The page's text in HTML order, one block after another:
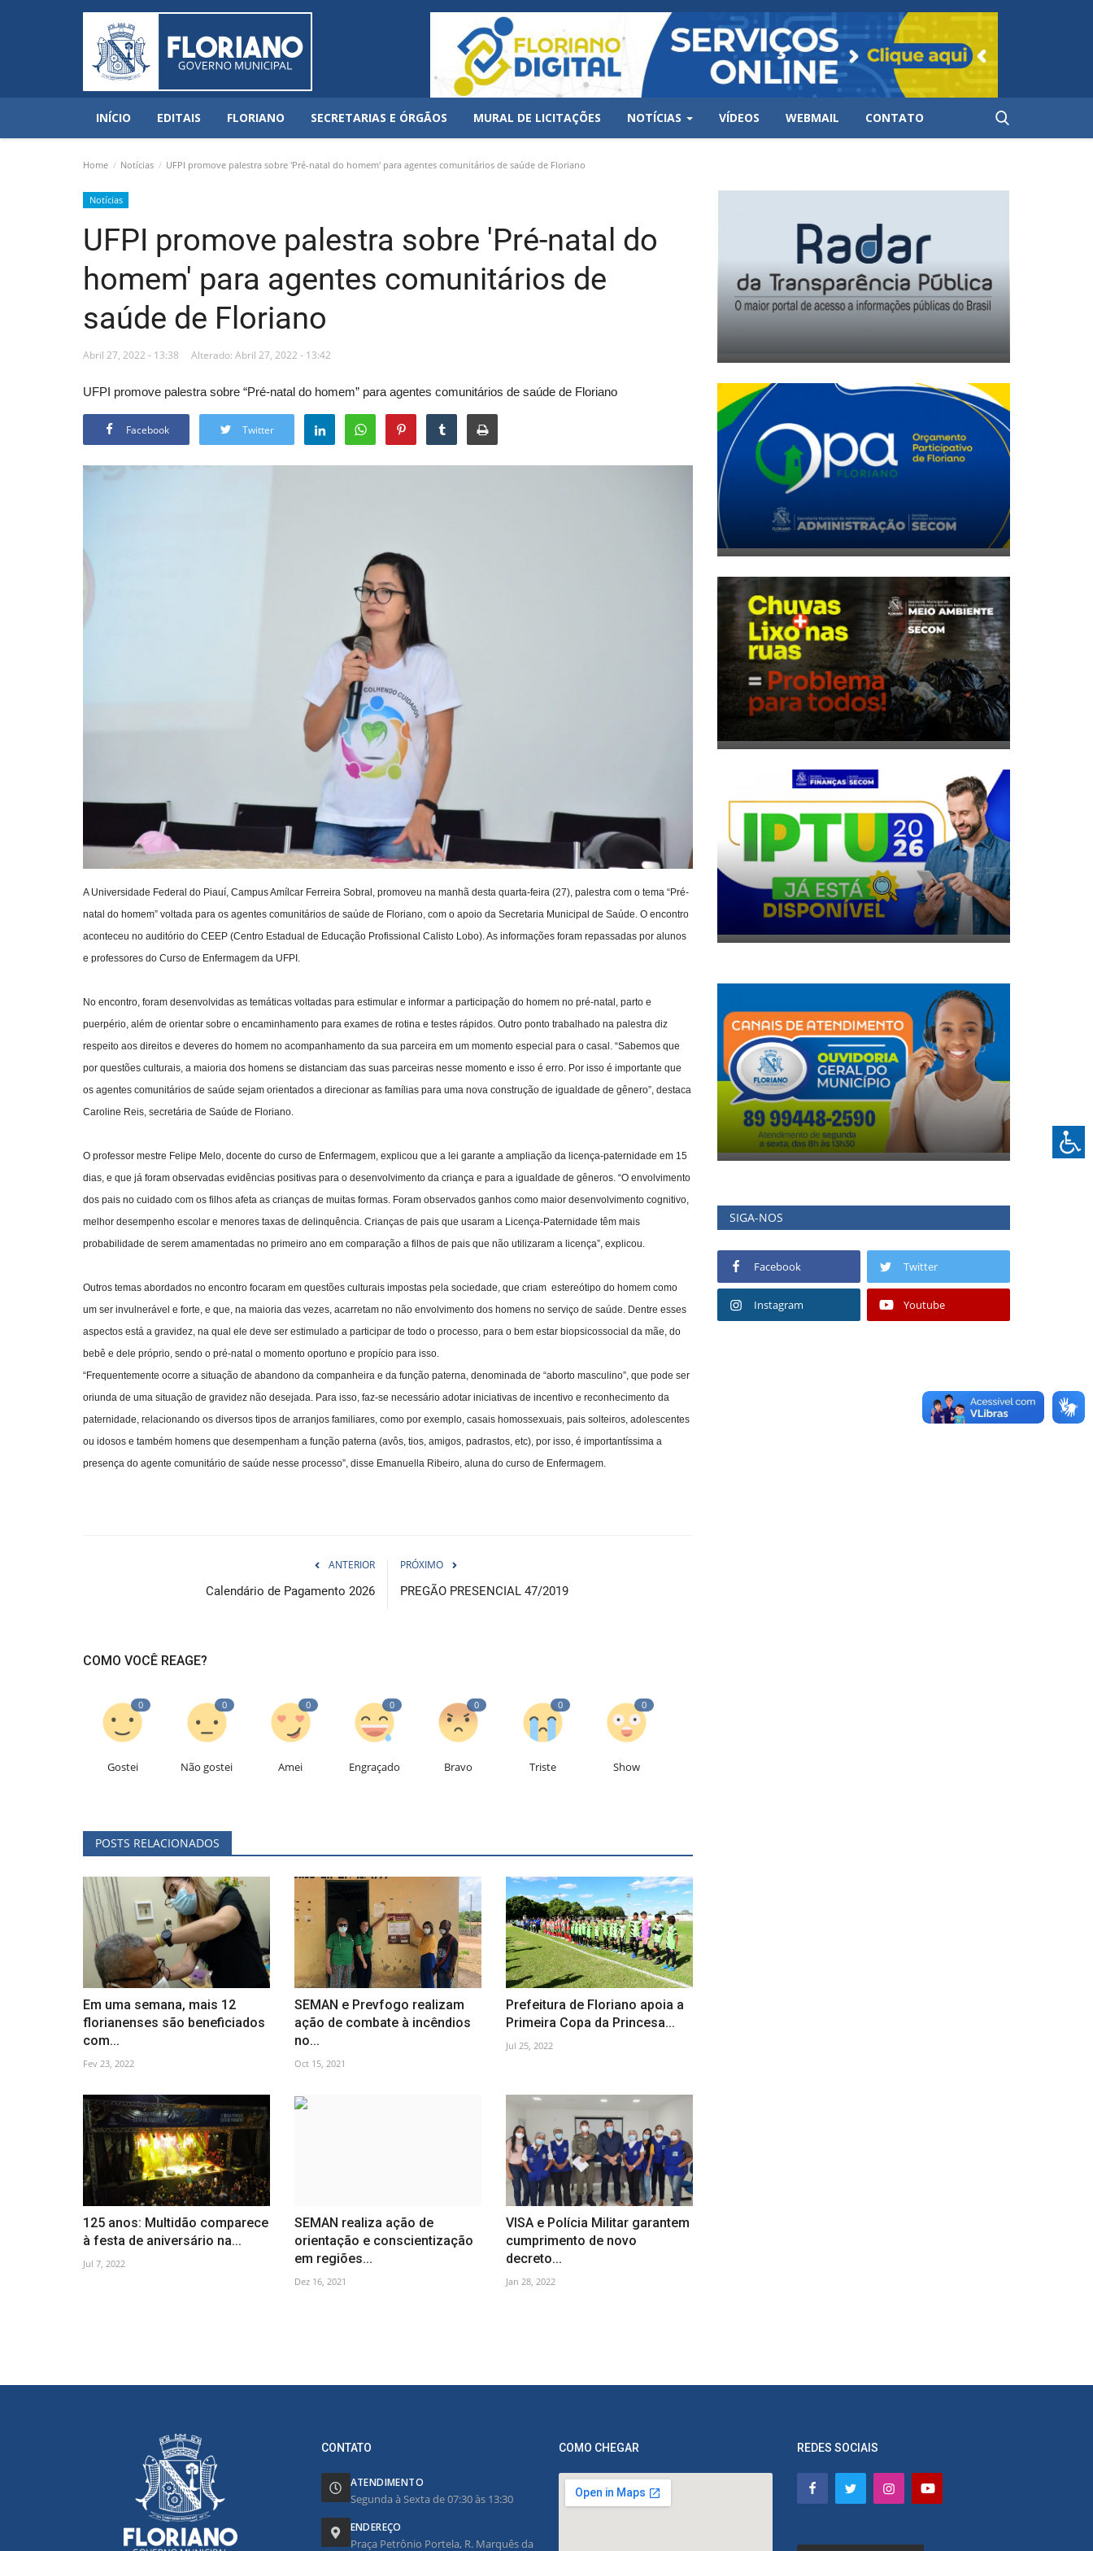
INÍCIO EDITAIS FLORIANO SECRETARIAS E ÓRGÃOS MURAL DE LICITAÇÕES NOTÍCIAS VÍDEOS WEBMAIL CONTATO
Home Notícias UFPI promove palestra sobre 'Pré-natal do homem' para agentes comunitários de saúde de Floriano
Notícias
UFPI promove palestra sobre 'Pré-natal do
homem' para agentes comunitários de
saúde de Floriano
Abril 27, 2022 - 13:38 Alterado: Abril 27, 2022 - 13:42
UFPI promove palestra sobre “Pré-natal do homem” para agentes comunitários de saúde de Floriano
Facebook Twitter
A Universidade Federal do Piauí, Campus Amílcar Ferreira Sobral, promoveu na manhã desta quarta-feira (27), palestra com o tema “Pré-
natal do homem” voltada para os agentes comunitários de saúde de Floriano, com o apoio da Secretaria Municipal de Saúde. O encontro
aconteceu no auditório do CEEP (Centro Estadual de Educação Profissional Calisto Lobo). As informações foram repassadas por alunos
e professores do Curso de Enfermagem da UFPI.
No encontro, foram desenvolvidas as temáticas voltadas para estimular e informar a participação do homem no pré-natal, parto e
puerpério, além de orientar sobre o encaminhamento para exames de rotina e testes rápidos. Outro ponto trabalhado na palestra diz
respeito aos direitos e deveres do homem no acompanhamento da sua parceira em um momento especial para o casal. “Sabemos que
por questões culturais, a maioria dos homens se distanciam das suas parceiras nesse momento e isso é erro. Por isso é importante que
os agentes comunitários de saúde sejam orientados a direcionar as famílias para uma nova construção de igualdade de gênero”, destaca
Caroline Reis, secretária de Saúde de Floriano.
O professor mestre Felipe Melo, docente do curso de Enfermagem, explicou que a lei garante a ampliação da licença-paternidade em 15
dias, e que já foram observadas evidências positivas para o desenvolvimento da criança e para a igualdade de gêneros. “O envolvimento
dos pais no cuidado com os filhos afeta as crianças de muitas formas. Foram observados ganhos como maior desenvolvimento cognitivo,
melhor desempenho escolar e menores taxas de delinquência. Crianças de pais que usaram a Licença-Paternidade têm mais
probabilidade de serem amamentadas no primeiro ano em comparação a filhos de pais que não utilizaram a licença”, explicou.
Outros temas abordados no encontro focaram em questões culturais impostas pela sociedade, que criam estereótipo do homem como
um ser invulnerável e forte, e que, na maioria das vezes, acarretam no não envolvimento dos homens no serviço de saúde. Dentre esses
aspectos está a gravidez, na qual ele deve ser estimulado a participar de todo o processo, para o bem estar biopsicossocial da mãe, do
bebê e dele próprio, sendo o pré-natal o momento oportuno e propício para isso.
“Frequentemente ocorre a situação de abandono da companheira e da função paterna, denominada de “aborto masculino”, que pode ser
oriunda de uma situação de gravidez não desejada. Para isso, faz-se necessário adotar iniciativas de incentivo e reconhecimento da
paternidade, relacionando os diversos tipos de arranjos familiares, como por exemplo, casais homossexuais, pais solteiros, adolescentes
ou idosos e também homens que desempenham a função paterna (avôs, tios, amigos, padrastos, etc), por isso, é importantíssima a
presença do agente comunitário de saúde nesse processo”, disse Emanuella Ribeiro, aluna do curso de Enfermagem.
ANTERIOR
Calendário de Pagamento 2026
PRÓXIMO
PREGÃO PRESENCIAL 47/2019
COMO VOCÊ REAGE?
0
Gostei
0
Não gostei
0
Amei
0
Engraçado
0
Bravo
0
Triste
0
Show
POSTS RELACIONADOS
Em uma semana, mais 12
florianenses são beneficiados
com...
Fev 23, 2022
SEMAN e Prevfogo realizam
ação de combate à incêndios
no...
Oct 15, 2021
Prefeitura de Floriano apoia a
Primeira Copa da Princesa...
Jul 25, 2022
125 anos: Multidão comparece
à festa de aniversário na...
Jul 7, 2022
SEMAN realiza ação de
orientação e conscientização
em regiões...
Dez 16, 2021
VISA e Polícia Militar garantem
cumprimento de novo
decreto...
Jan 28, 2022
SIGA-NOS
Facebook Twitter
Instagram Youtube
CONTATO
ATENDIMENTO
Segunda à Sexta de 07:30 às 13:30
ENDEREÇO
Praça Petrônio Portela, R. Marquês da
COMO CHEGAR REDES SOCIAIS